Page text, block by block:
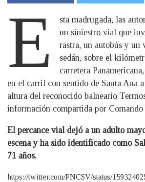
E
sta madrugada, las
un siniestro vial que
rastra, un autobús y un
sedán, sobre el
carretera
en el carril con sentido de Santa Ana
altura del reconocido balneario
información compartida por Comando
El percance vial dejó a un adulto
escena y ha sido identificado como
71 años.
https://twitter.com/PNCSV/status/